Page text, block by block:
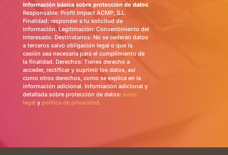
Información básica sobre protección de datos.
Responsable: Profit Impact ACMP, S.L.
Finalidad: responder a tu solicitud de
información. Legitimación: Consentimiento del
interesado. Destinatarios: No se cederán datos
a terceros salvo obligación legal o que la
cesión sea necesaria para el cumplimiento de
la finalidad. Derechos: Tienes derecho a
acceder, rectificar y suprimir los datos, así
como otros derechos, como se explica en la
información adicional. Información adicional y
detallada sobre protección de datos: aviso
legal y política de privacidad.